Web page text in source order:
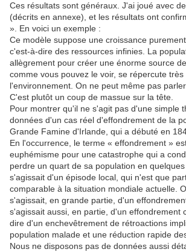
Ces résultats sont généraux. J'ai joué avec
(décrits en annexe), et les résultats ont
». En voici un exemple :
Ce modèle suppose une croissance
c'est-à-dire des ressources infinies. La
allègrement pour créer une énorme source
comme vous pouvez le voir, se répercute
l'environnement. On ne peut même pas
C'est plutôt un coup de massue sur la tête.
Pour montrer qu'il ne s'agit pas d'une simple
données d'un cas réel d'effondrement de la
Grande Famine d'Irlande, qui a débuté en
En l'occurrence, le terme « effondrement »
euphémisme pour une catastrophe qui a
perdre un quart de sa population en
s'agissait d'un épisode local, qui n'est que
comparable à la situation mondiale actuelle.
s'agissait, en grande partie, d'un
s'agissait aussi, en partie, d'un effondrement
dire d'un enchevêtrement de rétroactions
population malade et une réduction rapide
Nous ne disposons pas de données aussi